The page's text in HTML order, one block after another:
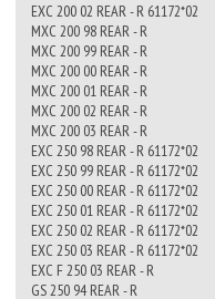
EXC 200 02 REAR - R 61172*02
MXC 200 98 REAR - R
MXC 200 99 REAR - R
MXC 200 00 REAR - R
MXC 200 01 REAR - R
MXC 200 02 REAR - R
MXC 200 03 REAR - R
EXC 250 98 REAR - R 61172*02
EXC 250 99 REAR - R 61172*02
EXC 250 00 REAR - R 61172*02
EXC 250 01 REAR - R 61172*02
EXC 250 02 REAR - R 61172*02
EXC 250 03 REAR - R 61172*02
EXC F 250 03 REAR - R
GS 250 94 REAR - R